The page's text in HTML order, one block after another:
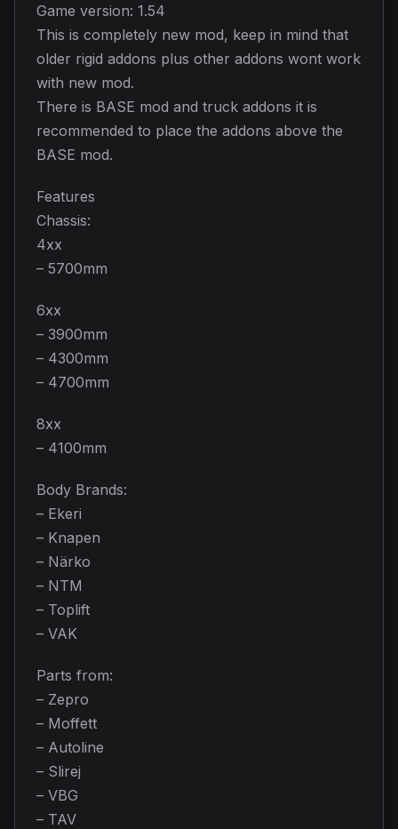
Game version: 1.54
This is completely new mod, keep in mind that
older rigid addons plus other addons wont work
with new mod.
There is BASE mod and truck addons it is
recommended to place the addons above the
BASE mod.
Features
Chassis:
4xx
– 5700mm
6xx
– 3900mm
– 4300mm
– 4700mm
8xx
– 4100mm
Body Brands:
– Ekeri
– Knapen
– Närko
– NTM
– Toplift
– VAK
Parts from:
– Zepro
– Moffett
– Autoline
– Slirej
– VBG
– TAV